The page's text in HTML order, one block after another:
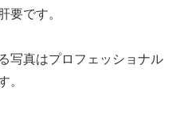
要です。
写真はプロフェッショナル
。